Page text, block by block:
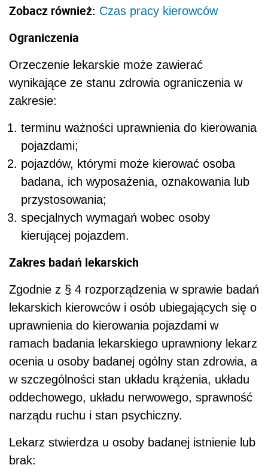
Zobacz również: Czas pracy kierowców
Ograniczenia
Orzeczenie lekarskie może zawierać
wynikające ze stanu zdrowia ograniczenia w
zakresie:
terminu ważności uprawnienia do kierowania
pojazdami;
pojazdów, którymi może kierować osoba
badana, ich wyposażenia, oznakowania lub
przystosowania;
specjalnych wymagań wobec osoby
kierującej pojazdem.
Zakres badań lekarskich
Zgodnie z § 4 rozporządzenia w sprawie badań
lekarskich kierowców i osób ubiegających się o
uprawnienia do kierowania pojazdami w
ramach badania lekarskiego uprawniony lekarz
ocenia u osoby badanej ogólny stan zdrowia, a
w szczególności stan układu krążenia, układu
oddechowego, układu nerwowego, sprawność
narządu ruchu i stan psychiczny.
Lekarz stwierdza u osoby badanej istnienie lub
brak: